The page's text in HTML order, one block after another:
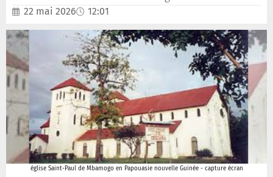
22 mai 2026 12:01
église Saint-Paul de Mbamogo en Papouasie nouvelle Guinée - capture écran